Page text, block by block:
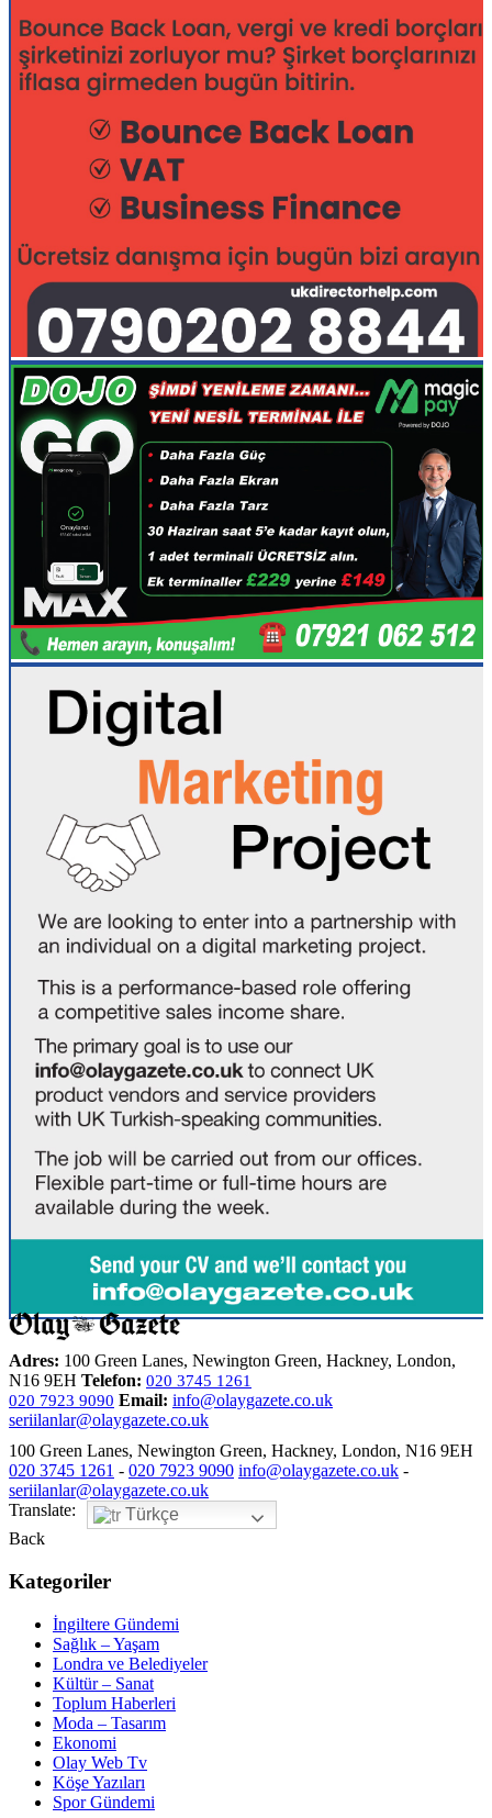
Adres: 100 Green Lanes, Newington Green, Hackney, London,
N16 9EH Telefon: 020 3745 1261
020 7923 9090 Email: info@olaygazete.co.uk
seriilanlar@olaygazete.co.uk
100 Green Lanes, Newington Green, Hackney, London, N16 9EH
020 3745 1261 - 020 7923 9090 info@olaygazete.co.uk -
seriilanlar@olaygazete.co.uk
Translate:
Türkçe
Back
Kategoriler
İngiltere Gündemi
Sağlık – Yaşam
Londra ve Belediyeler
Kültür – Sanat
Toplum Haberleri
Moda – Tasarım
Ekonomi
Olay Web Tv
Köşe Yazıları
Spor Gündemi